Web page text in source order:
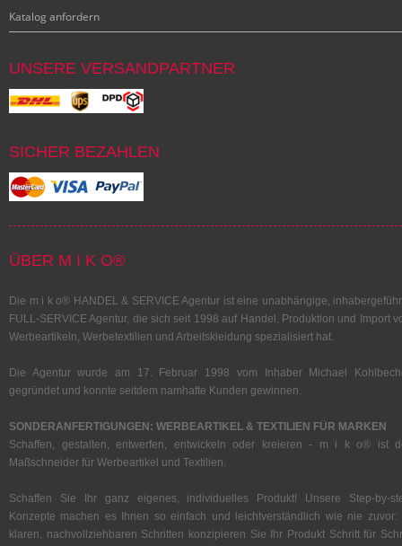
Katalog anfordern
UNSERE VERSANDPARTNER
SICHER BEZAHLEN
ÜBER M I K O®
Die m i k o® HANDEL & SERVICE Agentur ist eine unabhängige,
FULL-SERVICE Agentur, die sich seit 1998 auf Handel, Produktion und Import
Werbeartikeln, Werbetextilien und Arbeitskleidung spezialisiert hat.
Die Agentur wurde am 17. Februar 1998 vom Inhaber Michael
gegründet und konnte seitdem namhafte Kunden gewinnen.
SONDERANFERTIGUNGEN: WERBEARTIKEL & TEXTILIEN FÜR MARKEN
Schaffen, gestalten, entwerfen, entwickeln oder kreieren - m i k o® ist
Maßschneider für Werbeartikel und Textilien.
Schaffen Sie Ihr ganz eigenes, individuelles Produkt! Unsere Step-by-
Konzepte machen es Ihnen so einfach und leichtverständlich wie nie zuvor:
klaren, nachvollziehbaren Schritten konzipieren Sie Ihr Produkt Schritt für